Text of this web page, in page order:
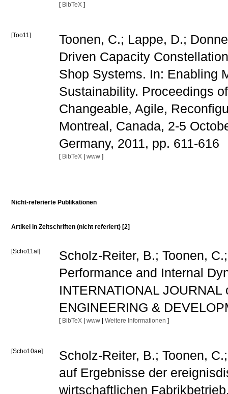
[ BibTeX ]
[Too11]
Toonen, C.; Lappe, D.;
Driven Capacity
Shop Systems. In: Enabling
Sustainability. Proceedings
Changeable, Agile,
Montreal, Canada, 2-5
Germany, 2011, pp. 611-616
[ BibTeX| www ]
Nicht-referierte Publikationen
Artikel in Zeitschriften (nicht referiert) [2]
[Scho11af]
Scholz-Reiter, B.; Toonen,
Performance and Internal
INTERNATIONAL
ENGINEERING &
[ BibTeX| www| Weitere Informationen ]
[Scho10ae]
Scholz-Reiter, B.; Toonen,
auf Ergebnisse der
wirtschaftlichen